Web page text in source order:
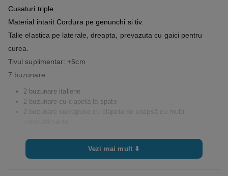
Cusaturi triple
Material intarit Cordura pe genunchi si tiv.
Talie elastica pe laterale, dreapta, prevazuta cu gaici pentru
curea.
Tivul suplimentar: +5cm
7 buzunare:
2 buzunare italiene
2 buzunare cu clapeta la spate
2 buzunare suprapuse cu clapeta pe coapsă cu multi-
1 inel D
1 bucla pentru unealtaVezi mai mult ⬇